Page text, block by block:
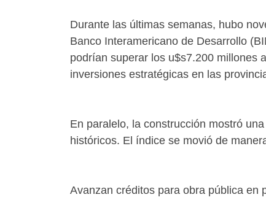
Durante las últimas semanas, hubo
Banco Interamericano de Desarrollo
podrían superar los u$s7.200 millones
inversiones estratégicas en las
En paralelo, la construcción mostró
históricos. El índice se movió de
Avanzan créditos para obra pública en